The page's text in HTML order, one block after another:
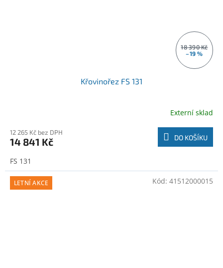
18 390 Kč
–19 %
Křovinořez FS 131
Externí sklad
12 265 Kč bez DPH
14 841 Kč DO KOŠÍKU
FS 131
LETNÍ AKCE Kód: 41512000015